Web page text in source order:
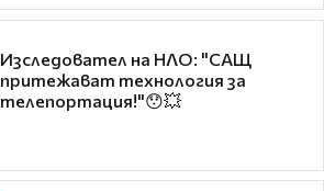
Изследовател на НЛО: "САЩ
притежават технология за
телепортация!"😯💥